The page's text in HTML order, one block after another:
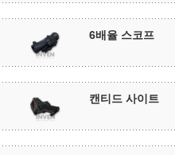
6배율 스코프
캔티드 사이트